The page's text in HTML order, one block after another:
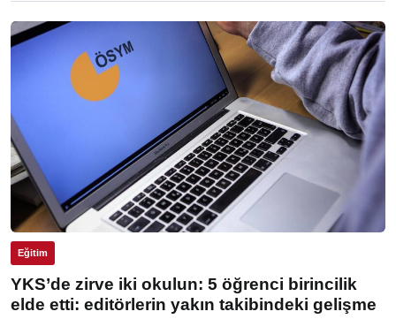
Eğitim
YKS’de zirve iki okulun: 5 öğrenci birincilik
elde etti: editörlerin yakın takibindeki gelişme